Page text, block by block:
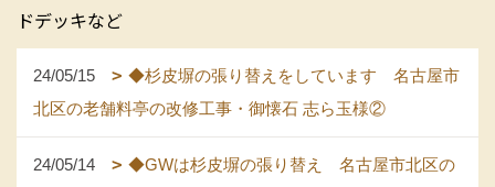
ドデッキなど
24/05/15
◆杉皮塀の張り替えをしています 名古屋市
北区の老舗料亭の改修工事・御懐石 志ら玉様②
24/05/14
◆GWは杉皮塀の張り替え 名古屋市北区の